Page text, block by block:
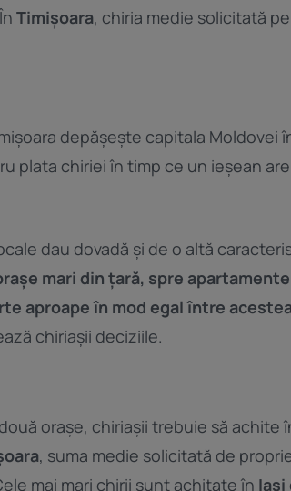
Timișoara, chiria medie solicitată
depășește capitala Moldovei
plata chiriei în timp ce un ieșean
dau dovadă și de o altă
mari din țară, spre
aproape în mod egal între
chiriașii deciziile.
orașe, chiriașii trebuie să
, suma medie solicitată de
mai mari chirii sunt achitate în Iași